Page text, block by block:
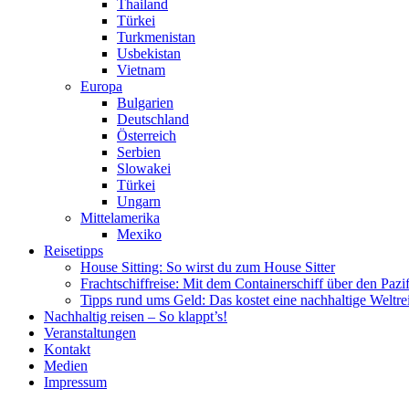
Thailand
Türkei
Turkmenistan
Usbekistan
Vietnam
Europa
Bulgarien
Deutschland
Österreich
Serbien
Slowakei
Türkei
Ungarn
Mittelamerika
Mexiko
Reisetipps
House Sitting: So wirst du zum House Sitter
Frachtschiffreise: Mit dem Containerschiff über den
Tipps rund ums Geld: Das kostet eine nachhaltige
Nachhaltig reisen – So klappt’s!
Veranstaltungen
Kontakt
Medien
Impressum